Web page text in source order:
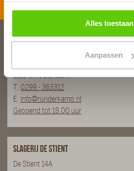
Alles toestaan
Aanpassen
1131 WT Volendam
T: 0299 - 363312
E: info@runderkamp.nl
Geopend tot 18.00 uur
Slagerij De Stient
De Stient 14A